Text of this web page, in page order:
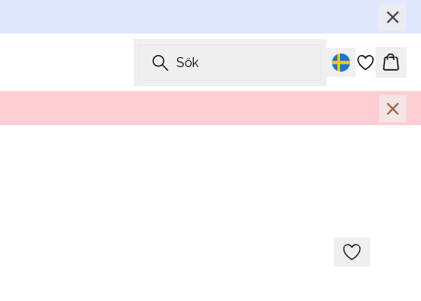
Sök
Korg